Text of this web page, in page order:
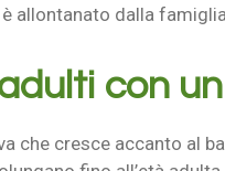
allontanato dalla
con
che cresce accanto al